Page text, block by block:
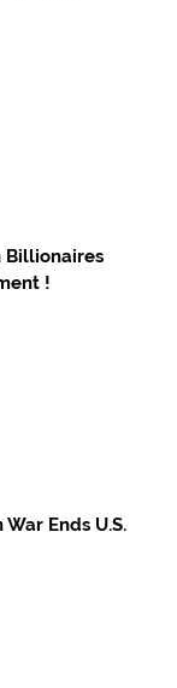
Billionaires
!
Ends U.S.